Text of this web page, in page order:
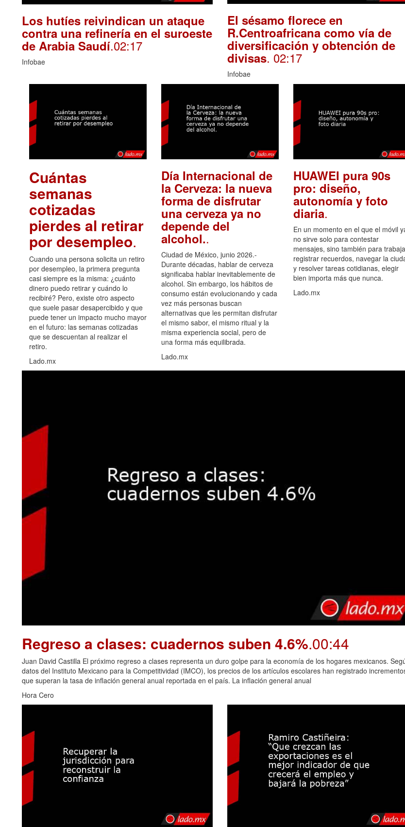
Los hutíes reivindican un ataque
contra una refinería en el suroeste
de Arabia Saudí.02:17
Infobae
El sésamo florece en
R.Centroafricana como vía de
diversificación y obtención de
divisas. 02:17
Infobae
Cuántas
semanas
cotizadas
pierdes al retirar
por desempleo.
Cuando una persona solicita un retiro
por desempleo, la primera pregunta
casi siempre es la misma: ¿cuánto
dinero puedo retirar y cuándo lo
recibiré? Pero, existe otro aspecto
que suele pasar desapercibido y que
puede tener un impacto mucho mayor
en el futuro: las semanas cotizadas
que se descuentan al realizar el
retiro.
Lado.mx
Día Internacional de
la Cerveza: la nueva
forma de disfrutar
una cerveza ya no
depende del
alcohol..
Ciudad de México, junio 2026.-
Durante décadas, hablar de cerveza
significaba hablar inevitablemente de
alcohol. Sin embargo, los hábitos de
consumo están evolucionando y cada
vez más personas buscan
alternativas que les permitan disfrutar
el mismo sabor, el mismo ritual y la
misma experiencia social, pero de
una forma más equilibrada.
Lado.mx
HUAWEI pura 90s
pro: diseño,
autonomía y foto
diaria.
En un momento en el que el móvil
no sirve solo para contestar
mensajes, sino también para
registrar recuerdos, navegar la
y resolver tareas cotidianas, elegir
bien importa más que nunca.
Lado.mx
Regreso a clases: cuadernos suben 4.6%.00:44
Juan David Castilla El próximo regreso a clases representa un duro golpe para la economía de los hogares mexicanos.
datos del Instituto Mexicano para la Competitividad (IMCO), los precios de los artículos escolares han registrado
que superan la tasa de inflación general anual reportada en el país. La inflación general anual
Hora Cero